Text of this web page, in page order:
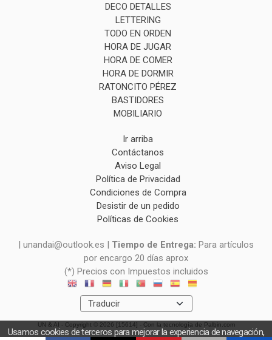
DECO DETALLES
LETTERING
TODO EN ORDEN
HORA DE JUGAR
HORA DE COMER
HORA DE DORMIR
RATONCITO PÉREZ
BASTIDORES
MOBILIARIO
Ir arriba
Contáctanos
Aviso Legal
Política de Privacidad
Condiciones de Compra
Desistir de un pedido
Políticas de Cookies
| unandai@outlook.es | Tiempo de Entrega: Para artículos
por encargo 20 días aprox
(*) Precios con Impuestos incluidos
UN & AI - Copyright © 2026 [15614] - Con la tecnología de Palbin.com
Usamos cookies de terceros para mejorar la experiencia de navegación,